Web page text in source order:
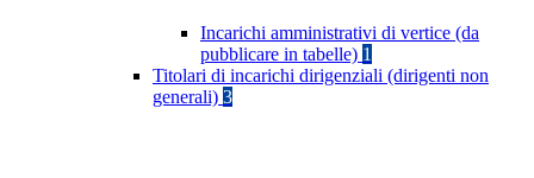
Incarichi amministrativi di vertice (da
pubblicare in tabelle) 1
Titolari di incarichi dirigenziali (dirigenti non
generali) 3